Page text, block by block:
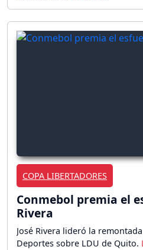
COPA LIBERTADORES
Conmebol premia el
Rivera
José Rivera lideró la
Deportes sobre LDU de Quito.